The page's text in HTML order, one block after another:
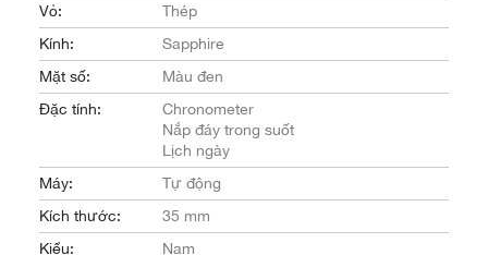
Vỏ:
Thép
Kính:
Sapphire
Mặt số:
Màu đen
Đặc tính:
Chronometer
Nắp đáy trong suốt
Lịch ngày
Máy:
Tự động
Kích thước:
35 mm
Kiểu:
Nam